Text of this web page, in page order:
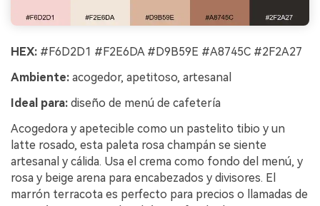
HEX: #F6D2D1 #F2E6DA #D9B59E #A8745C #2F2A27
Ambiente: acogedor, apetitoso, artesanal
Ideal para: diseño de menú de cafetería
Acogedora y apetecible como un pastelito tibio y un
latte rosado, esta paleta rosa champán se siente
artesanal y cálida. Usa el crema como fondo del menú, y
rosa y beige arena para encabezados y divisores. El
marrón terracota es perfecto para precios o llamadas de